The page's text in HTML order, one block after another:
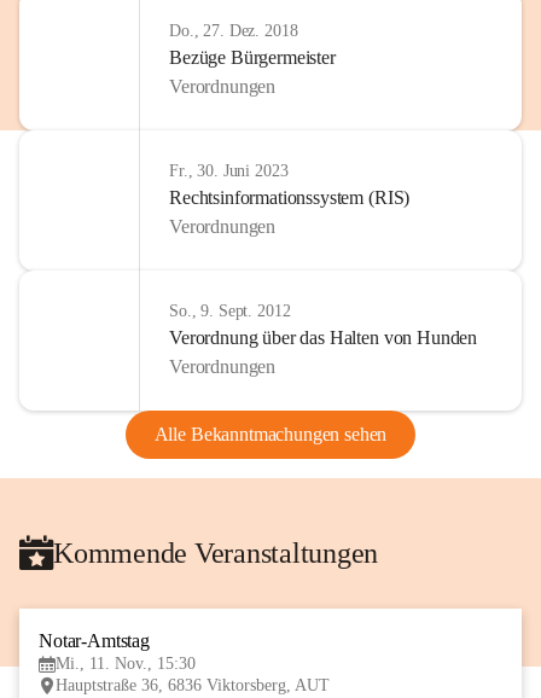
Do., 27. Dez. 2018
Bezüge Bürgermeister
Verordnungen
Fr., 30. Juni 2023
Rechtsinformationssystem (RIS)
Verordnungen
So., 9. Sept. 2012
Verordnung über das Halten von Hunden
Verordnungen
Alle Bekanntmachungen sehen
Kommende Veranstaltungen
Notar-Amtstag
Mi., 11. Nov., 15:30
Hauptstraße 36, 6836 Viktorsberg, AUT